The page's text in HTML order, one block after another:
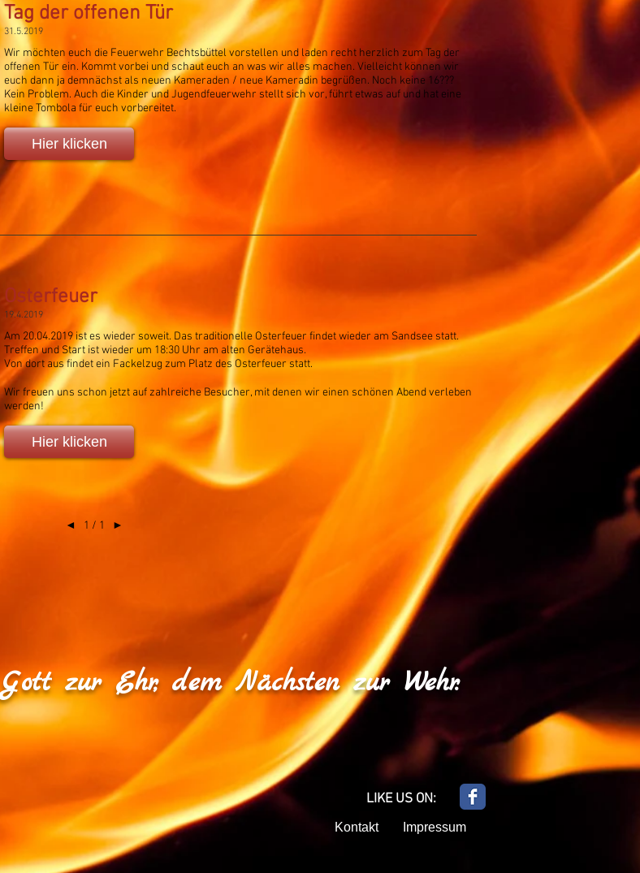
Tag der offenen Tür
31.5.2019
Wir möchten euch die Feuerwehr Bechtsbüttel vorstellen und laden recht herzlich zum Tag der
offenen Tür ein. Kommt vorbei und schaut euch an was wir alles machen. Vielleicht können wir
euch dann ja demnächst als neuen Kameraden / neue Kameradin begrüßen. Noch keine 16???
Kein Problem. Auch die Kinder und Jugendfeuerwehr stellt sich vor, führt etwas auf und hat eine
kleine Tombola für euch vorbereitet.
Hier klicken
Osterfeuer
19.4.2019
Am 20.04.2019 ist es wieder soweit. Das traditionelle Osterfeuer findet wieder am Sandsee statt.
Treffen und Start ist wieder um 18:30 Uhr am alten Gerätehaus.
Von dort aus findet ein Fackelzug zum Platz des Osterfeuer statt.
Wir freuen uns schon jetzt auf zahlreiche Besucher, mit denen wir einen schönen Abend verleben
werden!
Hier klicken
◄ 1 / 1 ►
Gott zur Ehr, dem Nächsten zur Wehr.
LIKE US ON:
Impressum
Kontakt